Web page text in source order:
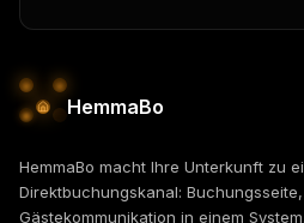
HemmaBo
HemmaBo macht Ihre Unterkunft zu
Direktbuchungskanal:
Gästekommunikation in einem